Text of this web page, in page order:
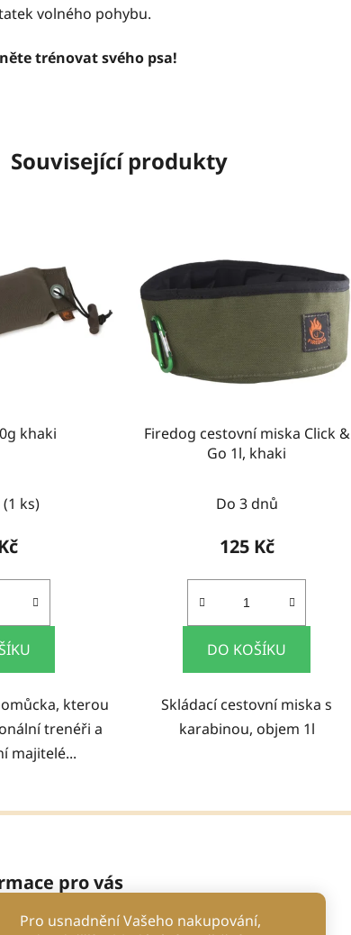
Pro usnadnění Vašeho nakupování,
volného pohybu.
trénovat svého psa!
Související produkty
khaki
(1 ks)
kterou
trenéři a
majitelé...
Firedog cestovní miska Click &
Go 1l, khaki
Do 3 dnů
125 Kč
DO KOŠÍKU
Skládací cestovní miska s
karabinou, objem 1l
pro vás
spolehnout na nás?